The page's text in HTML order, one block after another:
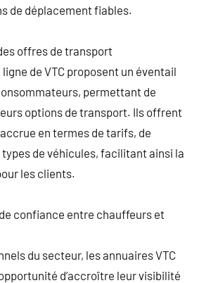
de déplacement fiables.
offres de transport
de VTC proposent un éventail
permettant de
options de transport. Ils offrent
en termes de tarifs, de
de véhicules, facilitant ainsi la
les clients.
confiance entre chauffeurs et
du secteur, les annuaires VTC
d’accroître leur visibilité